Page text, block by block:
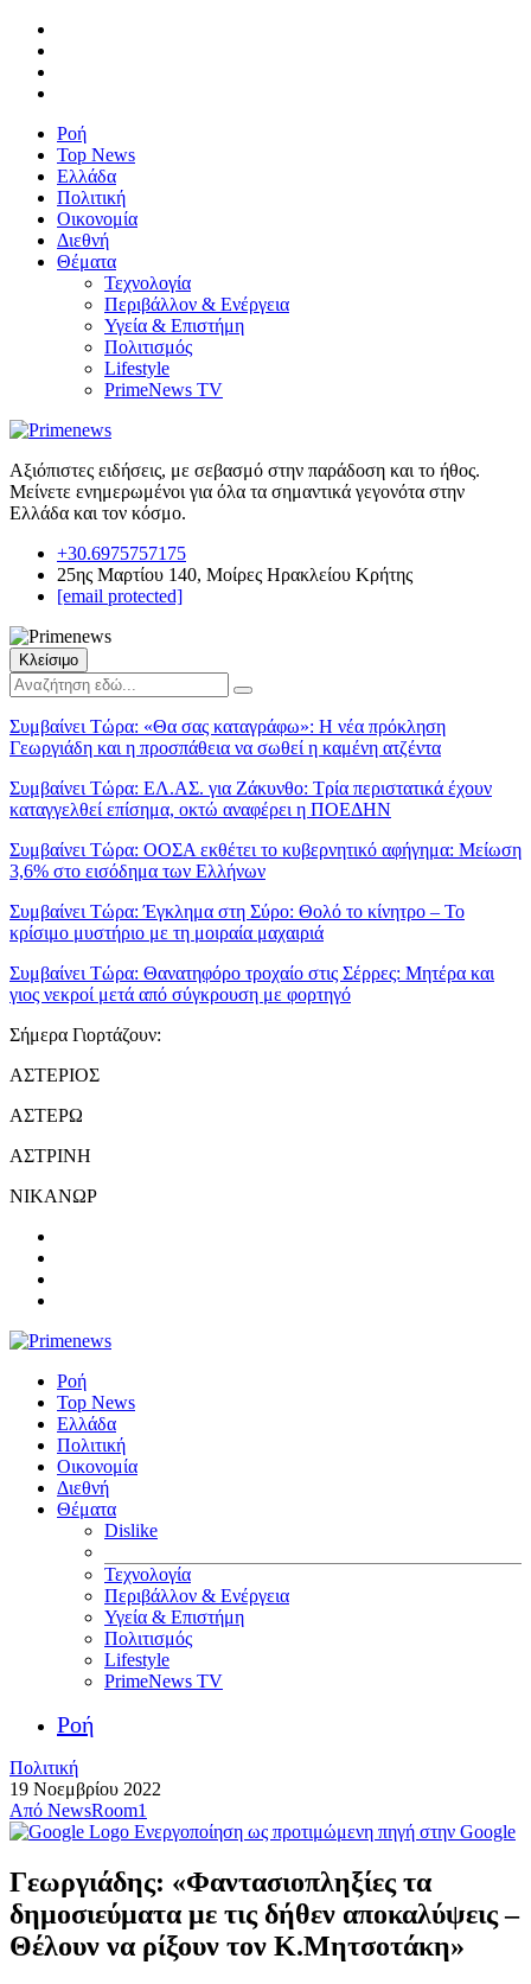
Ροή
Top News
Ελλάδα
Πολιτική
Οικονομία
Διεθνή
Θέματα
Τεχνολογία
Περιβάλλον & Ενέργεια
Υγεία & Επιστήμη
Πολιτισμός
Lifestyle
PrimeNews TV
Αξιόπιστες ειδήσεις, με σεβασμό στην παράδοση και το ήθος.
Μείνετε ενημερωμένοι για όλα τα σημαντικά γεγονότα στην
Ελλάδα και τον κόσμο.
+30.6975757175
25ης Μαρτίου 140, Μοίρες Ηρακλείου Κρήτης
[email protected]
Κλείσιμο
Συμβαίνει Τώρα: «Θα σας καταγράφω»: Η νέα πρόκληση
Γεωργιάδη και η προσπάθεια να σωθεί η καμένη ατζέντα
Συμβαίνει Τώρα: ΕΛ.ΑΣ. για Ζάκυνθο: Τρία περιστατικά έχουν
καταγγελθεί επίσημα, οκτώ αναφέρει η ΠΟΕΔΗΝ
Συμβαίνει Τώρα: ΟΟΣΑ εκθέτει το κυβερνητικό αφήγημα: Μείωση
3,6% στο εισόδημα των Ελλήνων
Συμβαίνει Τώρα: Έγκλημα στη Σύρο: Θολό το κίνητρο – Το
κρίσιμο μυστήριο με τη μοιραία μαχαιριά
Συμβαίνει Τώρα: Θανατηφόρο τροχαίο στις Σέρρες: Μητέρα και
γιος νεκροί μετά από σύγκρουση με φορτηγό
Σήμερα Γιορτάζουν:
ΑΣΤΕΡΙΟΣ
ΑΣΤΕΡΩ
ΑΣΤΡΙΝΗ
ΝΙΚΑΝΩΡ
Ροή
Top News
Ελλάδα
Πολιτική
Οικονομία
Διεθνή
Θέματα
Dislike
Τεχνολογία
Περιβάλλον & Ενέργεια
Υγεία & Επιστήμη
Πολιτισμός
Lifestyle
PrimeNews TV
Ροή
Πολιτική
19 Νοεμβρίου 2022
Από NewsRoom1
Ενεργοποίηση ως προτιμώμενη πηγή στην Google
Γεωργιάδης: «Φαντασιοπληξίες τα
δημοσιεύματα με τις δήθεν αποκαλύψεις –
Θέλουν να ρίξουν τον Κ.Μητσοτάκη»